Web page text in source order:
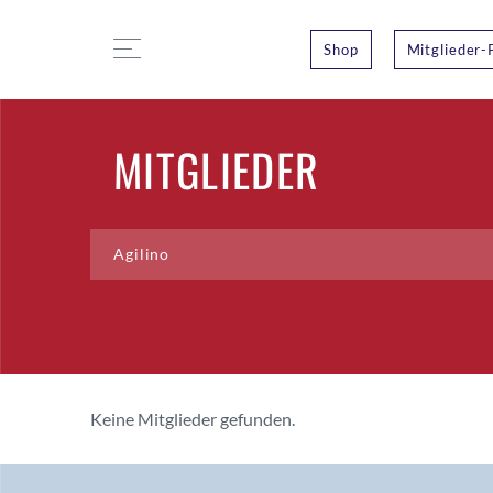
Shop Mitglieder-
MITGLIEDER
Keine Mitglieder gefunden.